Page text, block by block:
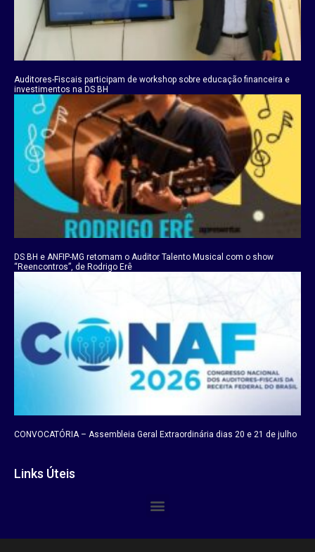
Auditores-Fiscais participam de workshop sobre educação financeira e
investimentos na DS BH
DS BH e ANFIP-MG retomam o Auditor Talento Musical com o show
“Reencontros”, de Rodrigo Erê
CONVOCATÓRIA – Assembleia Geral Extraordinária dias 20 e 21 de julho
Links Úteis